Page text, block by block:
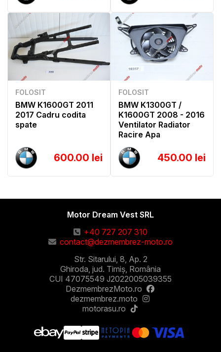
FOLOSIT
BMW K1600GT 2011
2017 Cadru codita
spate
600.00 lei
FOLOSIT
BMW K1300GT /
K1600GT 2008 - 2016
Ventilator Radiator
Racire Apa
450.00 lei
Motor Dream Vest SRL
+40 727 207 310
contact@dezmembrez-moto.ro
Str. Sitarului, 8, Ap. 2
Ghiroda, jud. Timiș, România
CUI 47075549 J2022005039355
DezmembrezMoto.ro
dezmembrez.moto
motorasu.ro